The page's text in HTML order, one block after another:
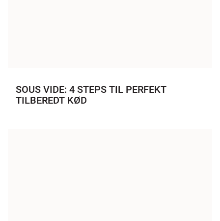
SOUS VIDE: 4 STEPS TIL PERFEKT
TILBEREDT KØD